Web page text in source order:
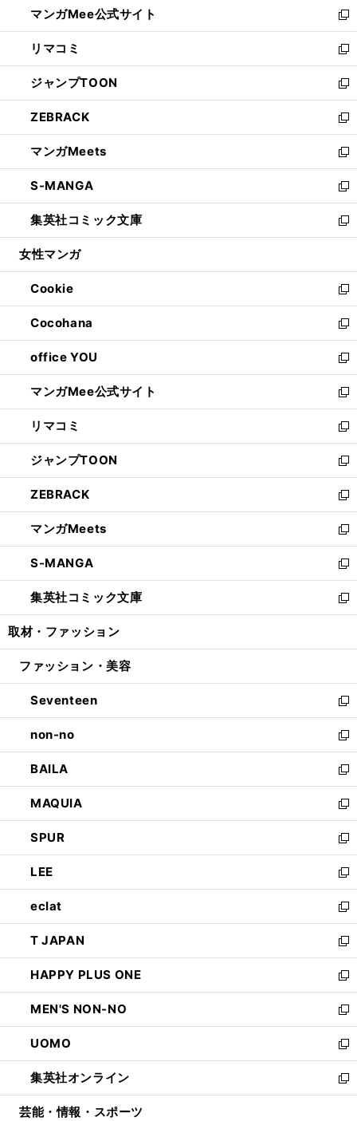
く
ド
ウ
で
開
く
ィ
ン
ド
ウ
で
開
く
い
ウ
ィ
ン
ド
ウ
で
開
く
マンガMee公式サイト
新
し
い
ウ
ィ
ン
ド
ウ
で
開
く
リマコミ
新
し
い
ウ
ィ
ン
ド
ウ
で
開
く
ジャンプTOON
新
し
い
ウ
ィ
ン
ド
ウ
で
開
ZEBRACK
新
し
い
ウ
ィ
ン
ド
ウ
開
く
マンガMeets
新
し
い
ウ
ィ
ン
ウ
で
開
く
S-MANGA
新
し
い
ウ
ン
ド
ウ
で
開
く
集英社コミック文庫
新
し
ウ
ィ
ン
ド
ウ
で
開
く
女性マンガ
Cookie
新
し
い
ウ
ィ
ン
ド
ウ
で
開
く
Cocohana
新
し
い
ウ
ィ
ン
ド
ウ
で
開
く
office YOU
新
し
い
ウ
ィ
ン
ド
ウ
で
開
く
マンガMee公式サイト
新
し
い
ウ
ィ
ン
ド
ウ
で
開
く
リマコミ
新
し
い
ウ
ィ
ン
ド
ウ
で
開
く
ジャンプTOON
新
し
い
ウ
ィ
ン
ド
ウ
で
開
ZEBRACK
新
し
い
ウ
ィ
ン
ド
ウ
開
マンガMeets
新
し
い
ウ
ィ
ン
ウ
開
く
S-MANGA
新
し
い
ウ
ン
ウ
で
開
く
集英社コミック文庫
新
し
ウ
ン
ド
ウ
で
開
く
取材・ファッション
ファッション・美容
Seventeen
新
し
い
ウ
ィ
ン
ド
ウ
で
開
く
non-no
新
し
い
ウ
ィ
ン
ド
ウ
で
開
く
BAILA
新
し
い
ウ
ィ
ン
ド
ウ
で
開
く
MAQUIA
新
し
い
ウ
ィ
ン
ド
ウ
で
開
く
SPUR
新
し
い
ウ
ィ
ン
ド
ウ
で
開
く
LEE
新
し
い
ウ
ィ
ン
ド
ウ
で
開
く
eclat
新
し
い
ウ
ィ
ン
ド
ウ
で
開
く
T JAPAN
新
し
い
ウ
ィ
ン
ド
ウ
で
開
HAPPY PLUS ONE
新
し
い
ウ
ィ
ン
ド
ウ
MEN'S NON-NO
新
し
い
ウ
ィ
ン
UOMO
新
し
い
ウ
集英社オンライン
新
し
芸能・情報・スポーツ